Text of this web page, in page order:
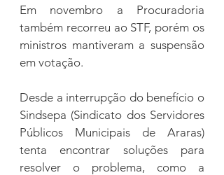
Em novembro a Procuradoria
também recorreu ao STF, porém os
ministros mantiveram a suspensão
em votação.
Desde a interrupção do benefício o
Sindsepa (Sindicato dos Servidores
Públicos Municipais de Araras)
tenta encontrar soluções para
resolver o problema, como a